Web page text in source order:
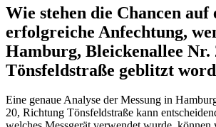
Wie stehen die Chancen auf
erfolgreiche Anfechtung,
Hamburg, Bleickenallee Nr.
Tönsfeldstraße geblitzt
Eine genaue Analyse der Messung in
20, Richtung Tönsfeldstraße kann